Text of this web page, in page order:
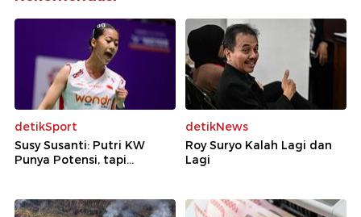
detikSport
Susy Susanti: Putri KW
Punya Potensi, tapi...
detikNews
Roy Suryo Kalah Lagi dan
Lagi